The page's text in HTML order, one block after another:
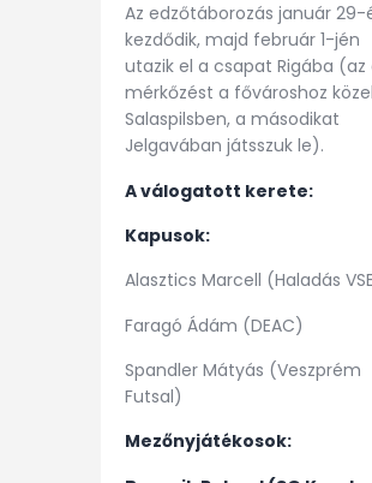
Az edzőtáborozás január 29-
kezdődik, majd február 1-jén
utazik el a csapat Rigába (az
mérkőzést a fővároshoz
Salaspilsben, a másodikat
Jelgavában játsszuk le).
A válogatott kerete:
Kapusok:
Alasztics Marcell (Haladás
Faragó Ádám (DEAC)
Spandler Mátyás (Veszprém
Futsal)
Mezőnyjátékosok: